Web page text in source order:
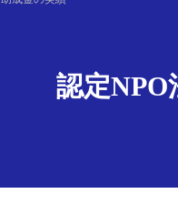
認定